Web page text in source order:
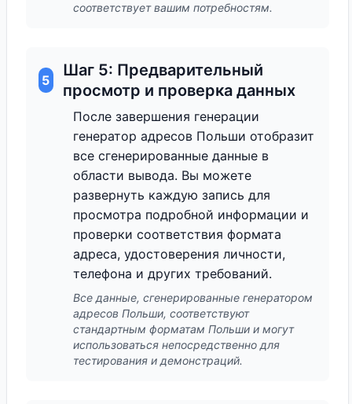
соответствует вашим потребностям.
5
Шаг 5: Предварительный
просмотр и проверка данных
После завершения генерации
генератор адресов Польши отобразит
все сгенерированные данные в
области вывода. Вы можете
развернуть каждую запись для
просмотра подробной информации и
проверки соответствия формата
адреса, удостоверения личности,
телефона и других требований.
Все данные, сгенерированные генератором
адресов Польши, соответствуют
стандартным форматам Польши и могут
использоваться непосредственно для
тестирования и демонстраций.